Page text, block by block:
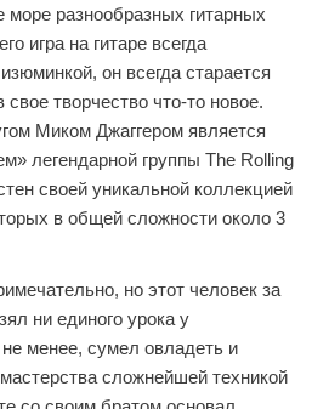
море разнообразных гитарных
игра на гитаре всегда
он всегда старается
свое творчество что-то новое.
Миком Джаггером является
легендарной группы The Rolling
своей уникальной коллекцией
в общей сложности около 3
но этот человек за
ни единого урока у
менее, сумел овладеть и
сложнейшей техникой